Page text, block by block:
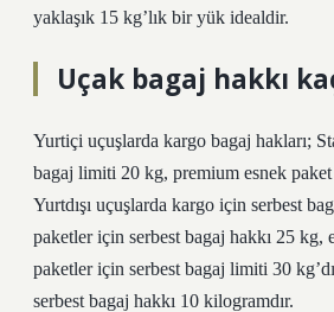
yaklaşık 15 kg’lık bir yük idealdir.
Uçak bagaj hakkı
Yurtiçi uçuşlarda kargo bagaj hakları;
bagaj limiti 20 kg, premium esnek paket
Yurtdışı uçuşlarda kargo için serbest
paketler için serbest bagaj hakkı 25 kg,
paketler için serbest bagaj limiti 30
serbest bagaj hakkı 10 kilogramdır.